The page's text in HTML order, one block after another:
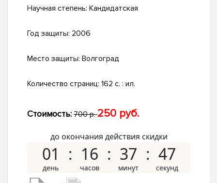
Научная степень: Кандидатская
Год защиты: 2006
Место защиты: Волгоград
Количество страниц: 162 с. : ил.
Стоимость: 700 р.250 руб.
до окончания действия скидки
01 16 37 46